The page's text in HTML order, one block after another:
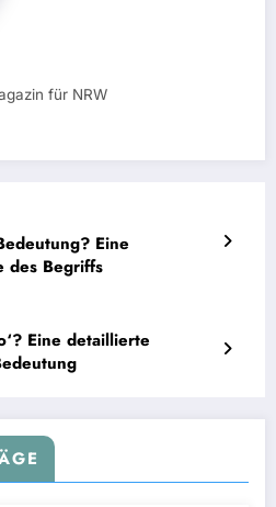
für NRW
Eine
des Begriffs
Eine detaillierte